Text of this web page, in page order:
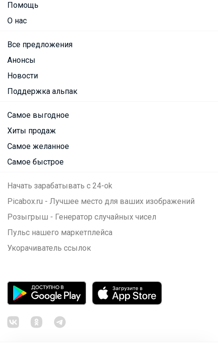
Помощь
О нас
Все предложения
Анонсы
Новости
Поддержка альпак
Самое выгодное
Хиты продаж
Самое желанное
Самое быстрое
Начать зарабатывать с 24-ok
Picabox.ru - Лучшее место для ваших изображений
Розыгрыш - Генератор случайных чисел
Пульс нашего маркетплейса
Укорачиватель ссылок